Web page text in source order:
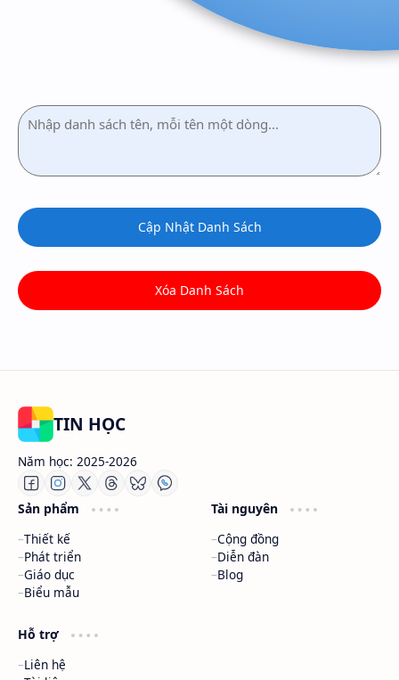
Cập Nhật Danh Sách
Xóa Danh Sách
TIN HỌC
Năm học: 2025-2026
Sản phẩm
Thiết kế
Phát triển
Giáo dục
Biểu mẫu
Tài nguyên
Cộng đồng
Diễn đàn
Blog
Hỗ trợ
Liên hệ